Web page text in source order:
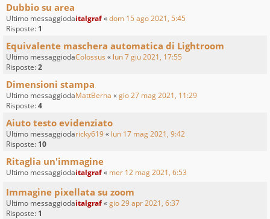
Dubbio su area
Ultimo messaggiodaitalgraf«dom 15 ago 2021, 5:45
Risposte: 1
Equivalente maschera automatica di Lightroom
Ultimo messaggiodaColossus « lun 7 giu 2021, 17:55
Risposte:2
Dimensioni stampa
Ultimo messaggiodaMattBerna «gio 27 mag 2021, 11:29
Risposte:4
Aiuto testo evidenziato
Ultimo messaggiodaricky619« lun 17 mag 2021, 9:42
Risposte: 10
Ritaglia un'immagine
Ultimo messaggiodaitalgraf« mer 12 mag 2021, 6:53
Immagine pixellata su zoom
Ultimo messaggiodaitalgraf«gio 29 apr 2021, 6:37
Risposte: 1